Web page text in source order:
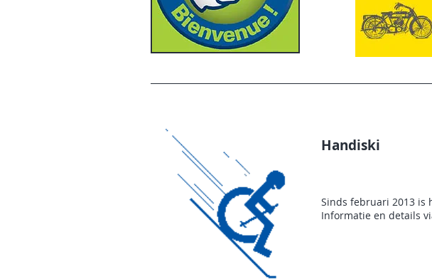
Handiski
Sinds februari 2013 is
Informatie en details